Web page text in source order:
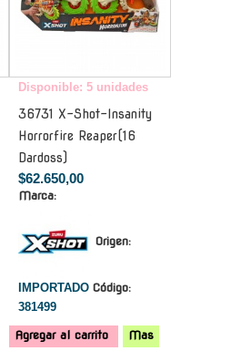
Disponible: 5 unidades
36731 X-Shot-Insanity
Horrorfire Reaper(16
Dardoss)
$62.650,00
Marca:
Origen:
IMPORTADO Código:
381499
Agregar al carrito Mas